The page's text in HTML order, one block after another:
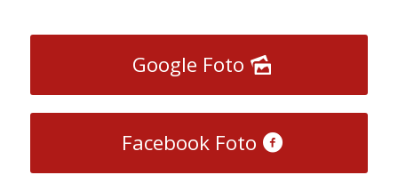
Google Foto
Facebook Foto